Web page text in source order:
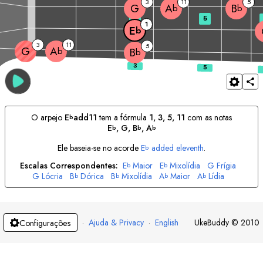
G 3 Ab 11
Bb 5
Eb 1
G Ab Bb
3 5
O arpejo Ebadd11 tem a fórmula 1, 3, 5, 11 com as notas
Eb, G, Bb, Ab
Ele baseia-se no acordeEb added eleventh.
Escalas Correspondentes: Eb Maior Eb Mixolídia G Frígia
G Lócria Bb Dórica Bb Mixolídia Ab Maior Ab Lídia
Configurações · Ajuda & Privacy · English UkeBuddy © 2010